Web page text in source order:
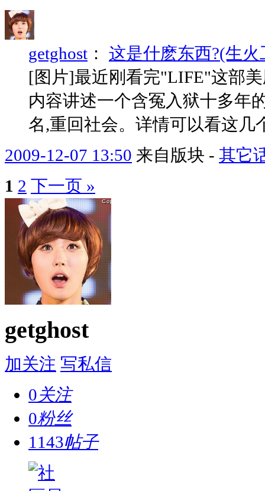
getghost ： 这是什麽东西?(生火
[图片]最近刚看完"LIFE"这部
内容讲述一个含冤入狱十多年
名,重回社会。详情可以看这几
2009-12-07 13:50 来自版块 - 其它
1 2 下一页 »
getghost
加关注 写私信
0关注
0粉丝
1143帖子